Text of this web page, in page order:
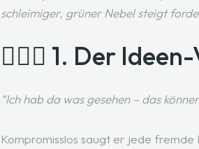
schleimiger, grüner Nebel steigt
🧛🏻‍♂️ 1. Der
“Ich hab da was gesehen – das
Kompromisslos saugt er jede fremde